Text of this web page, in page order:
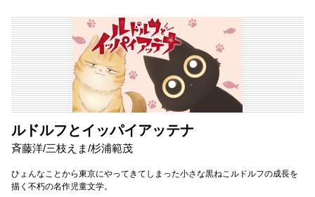
ルドルフとイッパイアッテナ
斉藤洋/三枝えま/杉浦範茂
ひょんなことから東京にやってきてしまった小さな黒ねこルドルフの成長を
描く不朽の名作児童文学。